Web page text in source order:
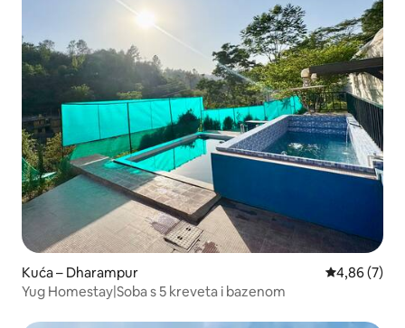
Kuća – Dharampur Prosječna
4,86 (7)
Yug Homestay|Soba s 5 kreveta i bazenom